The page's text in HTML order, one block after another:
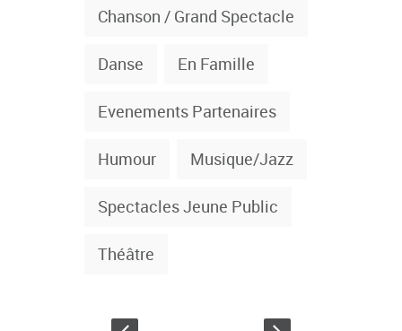
Chanson / Grand Spectacle
Danse En Famille
Evenements Partenaires
Humour Musique/Jazz
Spectacles Jeune Public
Théâtre